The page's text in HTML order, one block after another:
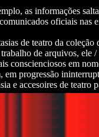
as informações
oficiais nas
de teatro da
de arquivos, ele
conscienciosos em
em progressão
e accesoires de teatro